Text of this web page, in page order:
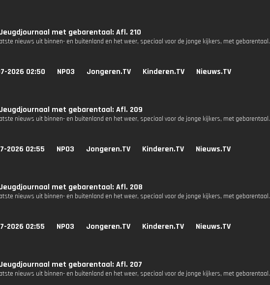
Jeugdjournaal met gebarentaal: Afl. 210
nieuws uit binnen- en buitenland en het weer, speciaal voor de jonge kijkers, met gebarentaal.
2026 02:50 NPO3 Jongeren.TV Kinderen.TV Nieuws.TV
Jeugdjournaal met gebarentaal: Afl. 209
nieuws uit binnen- en buitenland en het weer, speciaal voor de jonge kijkers, met gebarentaal.
2026 02:55 NPO3 Jongeren.TV Kinderen.TV Nieuws.TV
Jeugdjournaal met gebarentaal: Afl. 208
nieuws uit binnen- en buitenland en het weer, speciaal voor de jonge kijkers, met gebarentaal.
2026 02:55 NPO3 Jongeren.TV Kinderen.TV Nieuws.TV
Jeugdjournaal met gebarentaal: Afl. 207
nieuws uit binnen- en buitenland en het weer, speciaal voor de jonge kijkers, met gebarentaal.